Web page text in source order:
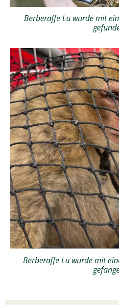
Berberaffe Lu wurde mit
Berberaffe Lu wurde mit